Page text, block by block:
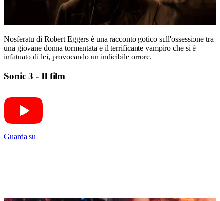
Nosferatu di Robert Eggers è una racconto gotico sull'ossessione tra
una giovane donna tormentata e il terrificante vampiro che si è
infatuato di lei, provocando un indicibile orrore.
Sonic 3 - Il film
Guarda su